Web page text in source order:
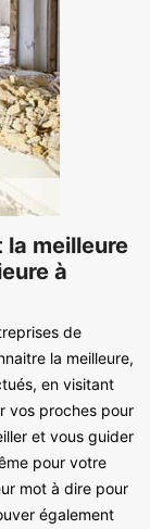
la meilleure
à
de
la meilleure,
en visitant
vos proches pour
et vous guider
pour votre
mot à dire pour
également